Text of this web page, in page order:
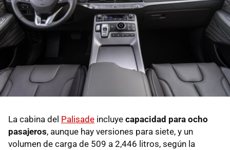
La cabina del Palisade incluye capacidad para ocho
pasajeros, aunque hay versiones para siete, y un
volumen de carga de 509 a 2,446 litros, según la